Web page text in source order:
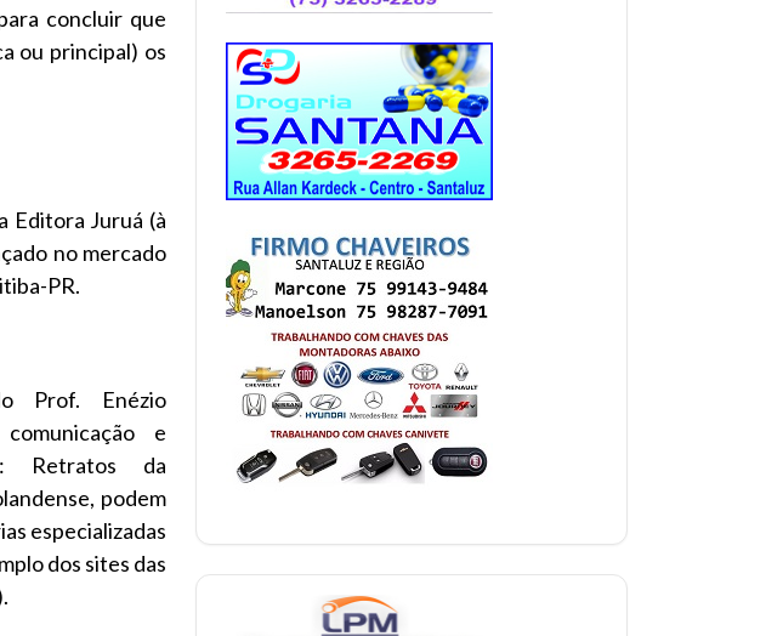
concluir que
ou principal) os
Editora Juruá (à
no mercado
PR.
Prof. Enézio
e
Retratos da
podem
especializadas
dos sites das